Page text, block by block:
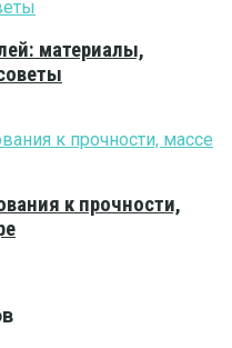
материалы,
к прочности,